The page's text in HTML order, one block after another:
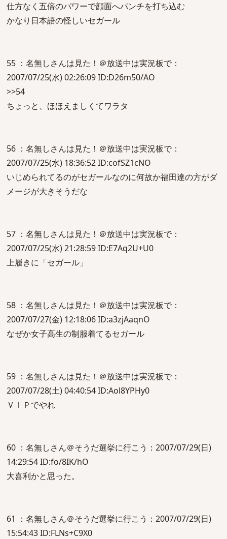
仕方なく五倍のパワーで顔面へパンチを打ち込む
かなり日本語の怪しいセガール
55 ：名無しさんは見た！＠放送中は実況板で：
2007/07/25(水) 02:26:09 ID:D26m50/AO
>>54
ちょっと、ほほえましくてワラタ
56 ：名無しさんは見た！＠放送中は実況板で：
2007/07/25(水) 18:36:52 ID:cofSZ1cNO
いじめられてるのがセガールなのに何故か福田達の方がダ
メージが大きそうだな
57 ：名無しさんは見た！＠放送中は実況板で：
2007/07/25(水) 21:28:59 ID:E7Aq2U+U0
上履きに「セガール」
58 ：名無しさんは見た！＠放送中は実況板で：
2007/07/27(金) 12:18:06 ID:a3zjAaqnO
なぜか女子高生の制服着てるセガール
59 ：名無しさんは見た！＠放送中は実況板で：
2007/07/28(土) 04:40:54 ID:Aol8YPHy0
ＶＩＰでやれ
60 ：名無しさん＠そうだ選挙に行こう：2007/07/29(日)
14:29:54 ID:fo/8IK/hO
大喜利かと思った。
61 ：名無しさん＠そうだ選挙に行こう：2007/07/29(日)
15:54:43 ID:FLNs+C9X0